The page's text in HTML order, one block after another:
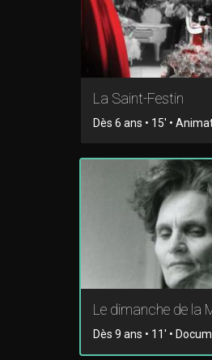
La Saint-Festin
Dès 6 ans • 15' •
Le dimanche de la
Dès 9 ans • 11' •